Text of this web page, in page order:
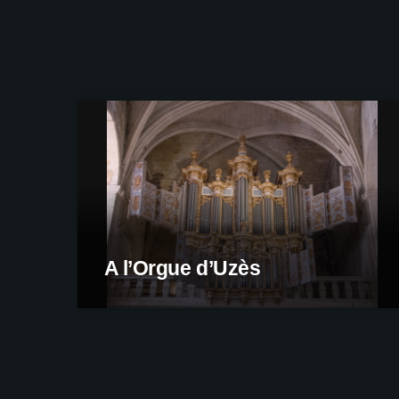
A l’Orgue d’Uzès